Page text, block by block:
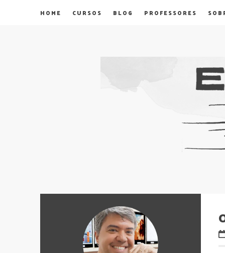
HOME CURSOS BLOG PROFESSORES